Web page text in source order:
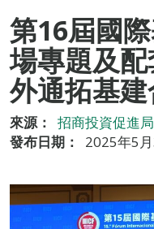
第16屆國
場專題及
外通拓基
來源：
招商投資促進局
發布日期：
2025年5